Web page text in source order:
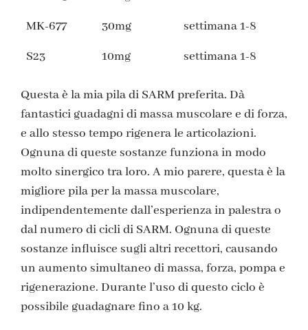
MK-677
30mg
settimana 1-8
S23
10mg settimana 1-8
Questa è la mia pila di SARM preferita. Dà
fantastici guadagni di massa muscolare e di forza,
e allo stesso tempo rigenera le articolazioni.
Ognuna di queste sostanze funziona in modo
molto sinergico tra loro. A mio parere, questa è la
migliore pila per la massa muscolare,
indipendentemente dall’esperienza in palestra o
dal numero di cicli di SARM. Ognuna di queste
sostanze influisce sugli altri recettori, causando
un aumento simultaneo di massa, forza, pompa e
rigenerazione. Durante l’uso di questo ciclo è
possibile guadagnare fino a 10 kg.